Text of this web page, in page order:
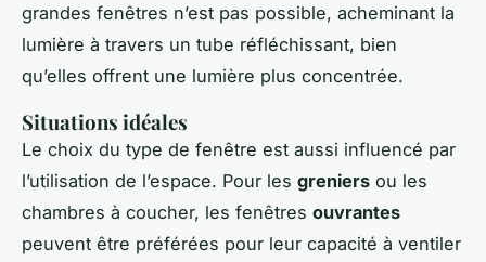
grandes fenêtres n’est pas possible, acheminant la
lumière à travers un tube réfléchissant, bien
qu’elles offrent une lumière plus concentrée.
Situations idéales
Le choix du type de fenêtre est aussi influencé par
l’utilisation de l’espace. Pour les greniers ou les
chambres à coucher, les fenêtres ouvrantes
peuvent être préférées pour leur capacité à ventiler